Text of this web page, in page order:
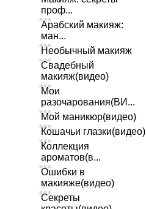
проф...
Арабский макияж:
ман...
Необычный макияж
Свадебный
макияж(видео)
Мои
разочарования(ВИ...
Мой маникюр(видео)
Кошачьи глазки(видео)
Коллекция
ароматов(в...
Ошибки в
макияже(видео)
Секреты